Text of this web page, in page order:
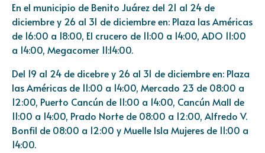
En el municipio de Benito Juárez del 21 al 24 de
diciembre y 26 al 31 de diciembre en: Plaza las Américas
de 16:00 a 18:00, El crucero de 11:00 a 14:00, ADO 11:00
a 14:00, Megacomer 11:14:00.
Del 19 al 24 de dicebre y 26 al 31 de diciembre en: Plaza
las Américas de 11:00 a 14:00, Mercado 23 de 08:00 a
12:00, Puerto Cancún de 11:00 a 14:00, Cancún Mall de
11:00 a 14:00, Prado Norte de 08:00 a 12:00, Alfredo V.
Bonfil de 08:00 a 12:00 y Muelle Isla Mujeres de 11:00 a
14:00.